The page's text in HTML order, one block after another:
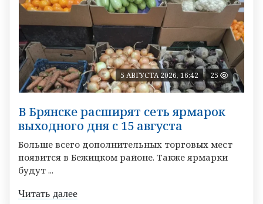
5 АВГУСТА 2026, 16:42 25
В Брянске расширят сеть ярмарок
выходного дня с 15 августа
Больше всего дополнительных торговых мест
появится в Бежицком районе. Также ярмарки
будут ...
Читать далее